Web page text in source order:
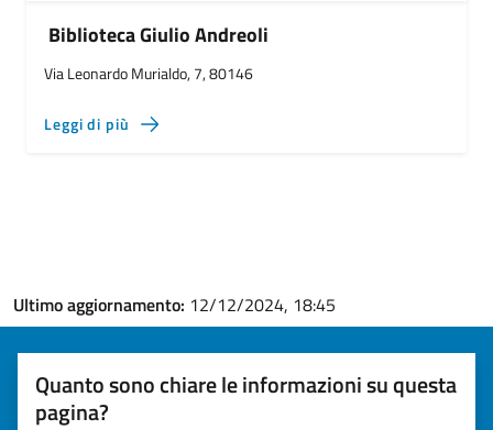
Biblioteca Giulio Andreoli
Via Leonardo Murialdo, 7, 80146
Leggi di più
Ultimo aggiornamento: 12/12/2024, 18:45
Quanto sono chiare le informazioni su questa
pagina?